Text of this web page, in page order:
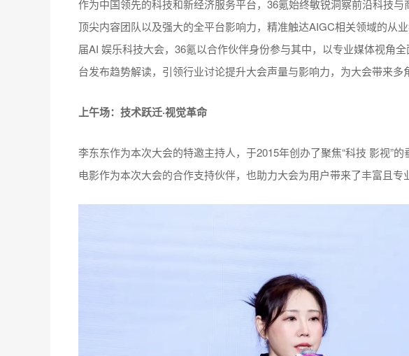
作为中国领先的科技和新经济服务平台，36氪始终敏锐洞察前沿科技
顶尖内容团队以及强大的全平台影响力，精准触达AIGC相关领域的从
届AI 娱乐科技大会，36氪以合作伙伴身份参与其中，以专业媒体视角
台发布趋势解读，引领行业讨论提升大会声量与影响力，为大会带来多
上午场：技术跃迁·视觉革命
李东东作为本次大会的特邀主持人，于2015年创办了聚焦“科技 影视”
电影作为本次大会的合作支持伙伴，也助力大会为用户带来了丰富且专